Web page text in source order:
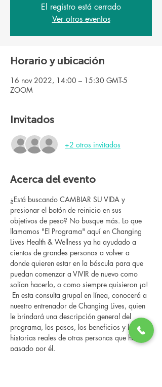
El registro está cerrado
Ver otros eventos
Horario y ubicación
16 nov 2022, 14:00 – 15:30 GMT-5
ZOOM
Invitados
+2 otros invitados
Acerca del evento
¿Está buscando CAMBIAR SU VIDA y
presionar el botón de reinicio en sus
objetivos de peso? No busque más. Lo que
llamamos "El Programa" aquí en Changing
Lives Health & Wellness ya ha ayudado a
cientos de grandes personas a volver a
donde quieren estar en la báscula para que
puedan comenzar a VIVIR de nuevo como
solían hacerlo, o como siempre quisieron ¡a!
nuestro entrenador de Changing Lives, quien
le brindará una descripción general del
programa, los pasos, los beneficios y las
historias reales de otras personas que han
pasado por él.